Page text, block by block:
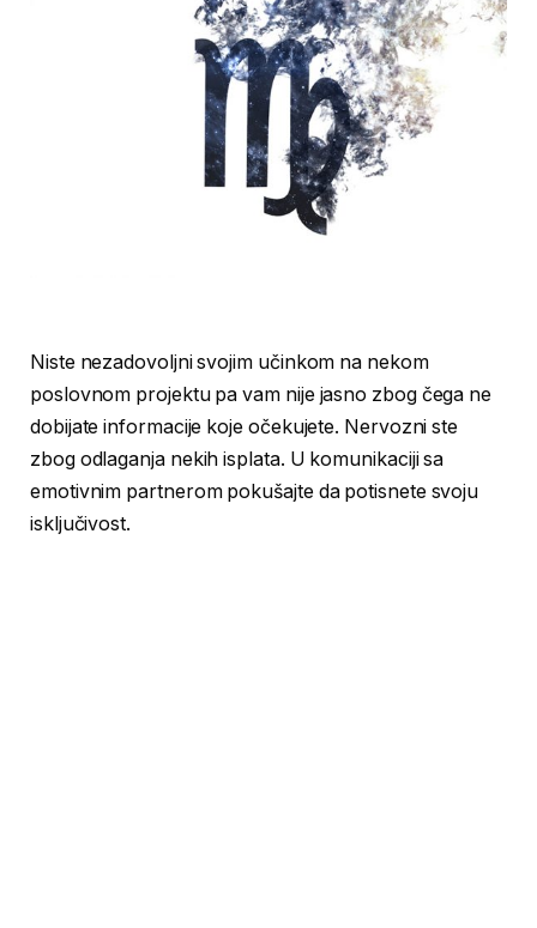
Niste nezadovoljni svojim učinkom na nekom
poslovnom projektu pa vam nije jasno zbog čega ne
dobijate informacije koje očekujete. Nervozni ste
zbog odlaganja nekih isplata. U komunikaciji sa
emotivnim partnerom pokušajte da potisnete svoju
isključivost.